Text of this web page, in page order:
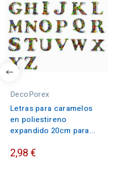
DecoPorex
Letras para caramelos
en poliestireno
expandido 20cm para...
2,98 €